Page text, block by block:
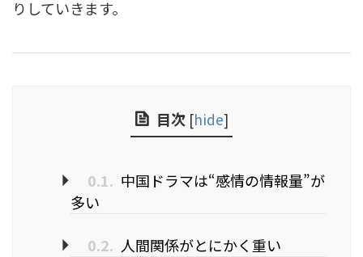
りしていきます。
目次 [hide]
0.1. 中国ドラマは“感情の情報量”が
多い
0.2. 人間関係がとにかく重い